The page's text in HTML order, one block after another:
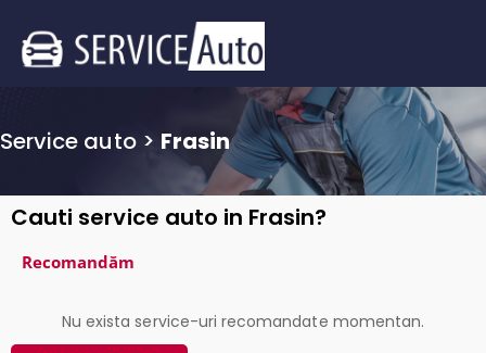
Service auto> Frasin
Cauti service auto in Frasin?
Recomandăm
Nu exista service-uri recomandate momentan.